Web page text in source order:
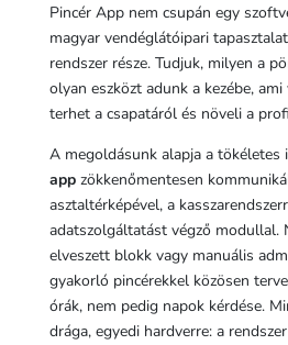
Pincér App nem csupán egy
magyar vendéglátóipari
rendszer része. Tudjuk, milyen a
olyan eszközt adunk a kezébe,
terhet a csapatáról és növeli a
A megoldásunk alapja a tökéletes
appzökkenőmentesen
asztaltérképével, a
adatszolgáltatást végző modullal.
elveszett blokk vagy manuális
gyakorló pincérekkel közösen
órák, nem pedig napok kérdése.
drága, egyedi hardverre: a